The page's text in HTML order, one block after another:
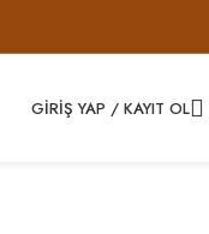
GIRIŞ YAP / KAYIT OL